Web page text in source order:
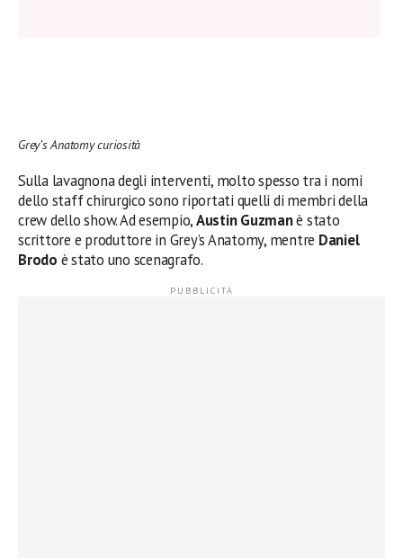
Grey’s Anatomy curiosità
Sulla lavagnona degli interventi, molto spesso tra i nomi
dello staff chirurgico sono riportati quelli di membri della
crew dello show. Ad esempio,Austin Guzmanè stato
scrittore e produttore in Grey’s Anatomy, mentre Daniel
Brodo è stato uno scenagrafo.